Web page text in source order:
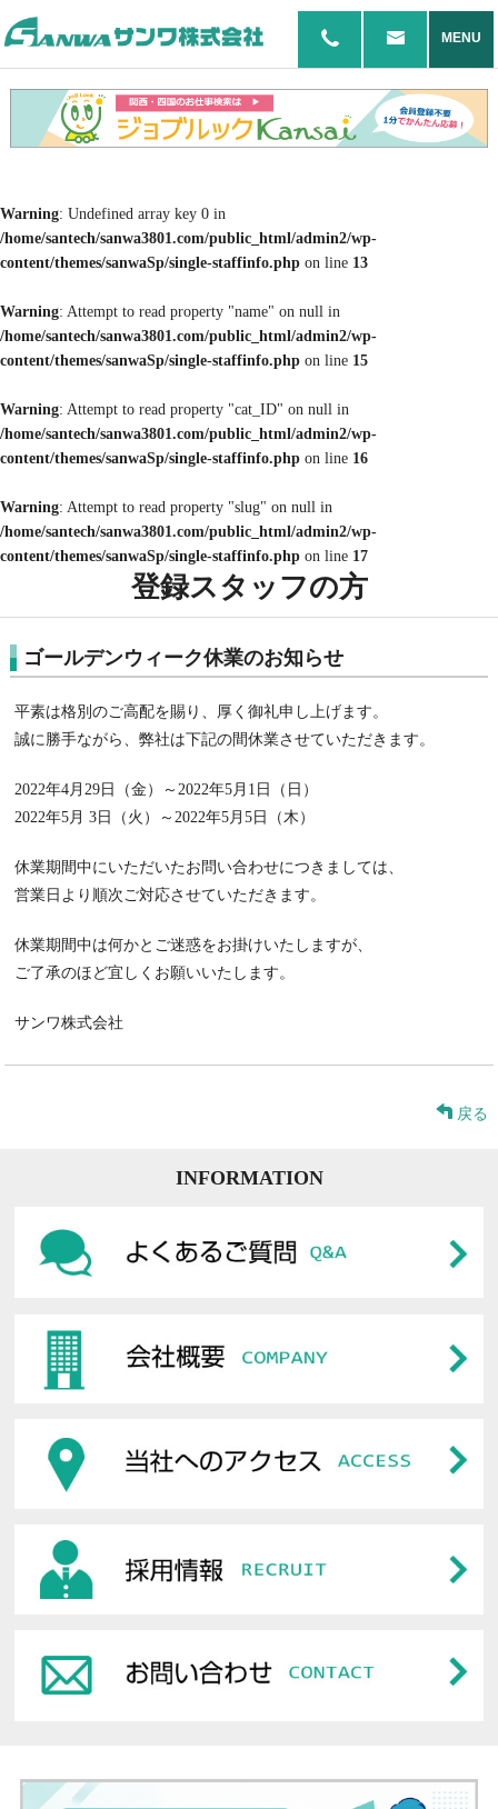
MENU
Warning: Undefined array key 0 in
/home/santech/sanwa3801.com/public_html/admin2/wp-
content/themes/sanwaSp/single-staffinfo.php on line 13
Warning: Attempt to read property "name" on null in
/home/santech/sanwa3801.com/public_html/admin2/wp-
content/themes/sanwaSp/single-staffinfo.php on line 15
Warning: Attempt to read property "cat_ID" on null in
/home/santech/sanwa3801.com/public_html/admin2/wp-
content/themes/sanwaSp/single-staffinfo.php on line 16
Warning: Attempt to read property "slug" on null in
/home/santech/sanwa3801.com/public_html/admin2/wp-
content/themes/sanwaSp/single-staffinfo.php on line 17
登録スタッフの方
ゴールデンウィーク休業のお知らせ
平素は格別のご高配を賜り、厚く御礼申し上げます。
誠に勝手ながら、弊社は下記の間休業させていただきます。
2022年4月29日（金）～2022年5月1日（日）
2022年5月 3日（火）～2022年5月5日（木）
休業期間中にいただいたお問い合わせにつきましては、
営業日より順次ご対応させていただきます。
休業期間中は何かとご迷惑をお掛けいたしますが、
ご了承のほど宜しくお願いいたします。
サンワ株式会社
戻る
INFORMATION